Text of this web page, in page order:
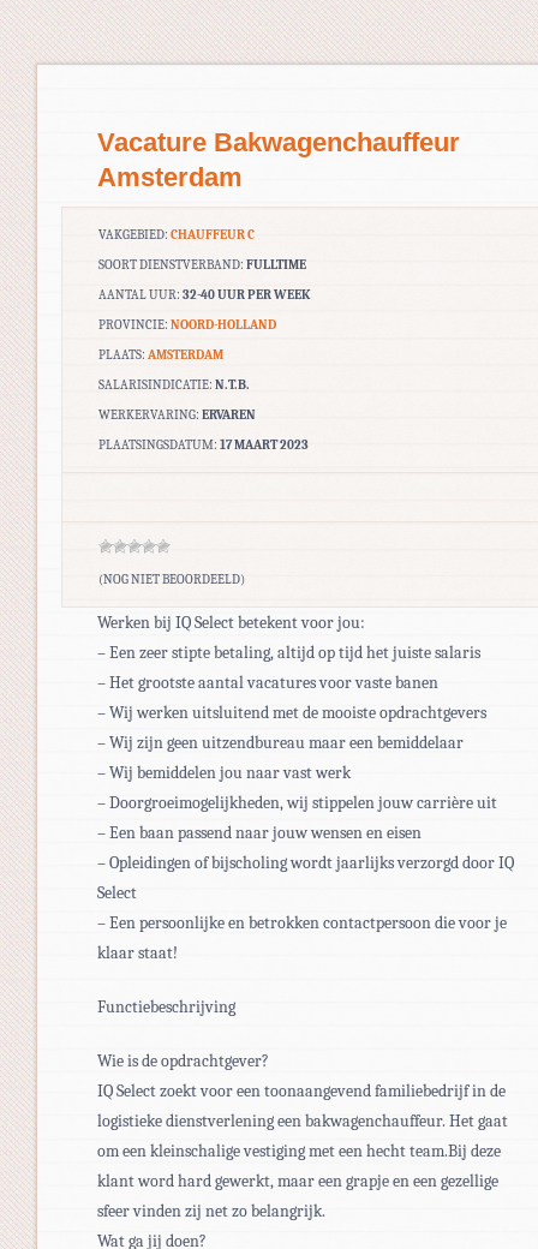
Vacature Bakwagenchauffeur
Amsterdam
VAKGEBIED: CHAUFFEUR C
SOORT DIENSTVERBAND: FULLTIME
AANTAL UUR: 32-40 UUR PER WEEK
PROVINCIE: NOORD-HOLLAND
PLAATS: AMSTERDAM
SALARISINDICATIE: N.T.B.
WERKERVARING: ERVAREN
PLAATSINGSDATUM: 17 MAART 2023
(NOG NIET BEOORDEELD)
Werken bij IQ Select betekent voor jou:
– Een zeer stipte betaling, altijd op tijd het juiste salaris
– Het grootste aantal vacatures voor vaste banen
– Wij werken uitsluitend met de mooiste opdrachtgevers
– Wij zijn geen uitzendbureau maar een bemiddelaar
– Wij bemiddelen jou naar vast werk
– Doorgroeimogelijkheden, wij stippelen jouw carrière uit
– Een baan passend naar jouw wensen en eisen
– Opleidingen of bijscholing wordt jaarlijks verzorgd door IQ
Select
– Een persoonlijke en betrokken contactpersoon die voor je
klaar staat!
Functiebeschrijving
Wie is de opdrachtgever?
IQ Select zoekt voor een toonaangevend familiebedrijf in de
logistieke dienstverlening een bakwagenchauffeur. Het gaat
om een kleinschalige vestiging met een hecht team.Bij deze
klant word hard gewerkt, maar een grapje en een gezellige
sfeer vinden zij net zo belangrijk.
Wat ga jij doen?